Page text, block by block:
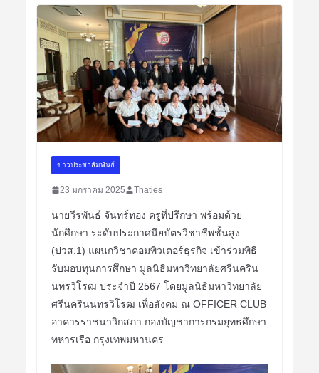
ข่าวประชาสัมพันธ์
23 มกราคม 2025 Thaties
นายวีรพันธ์ จันทร์ทอง ครูที่ปรึกษา พร้อมด้วย
นักศึกษา ระดับประกาศนียบัตรวิชาชีพชั้นสูง
(ปวส.1) แผนกวิชาคอมพิวเตอร์ธุรกิจ เข้าร่วมพิธี
รับมอบทุนการศึกษา มูลนิธิมหาวิทยาลัยศรีนคริน
นทรวิโรฒ ประจำปี 2567 โดยมูลนิธิมหาวิทยาลัย
ศรีนครินนทรวิโรฒ เพื่อสังคม ณ OFFICER CLUB
อาคารราชนาวิกสภา กองบัญชาการกรมยุทธศึกษา
ทหารเรือ กรุงเทพมหานคร